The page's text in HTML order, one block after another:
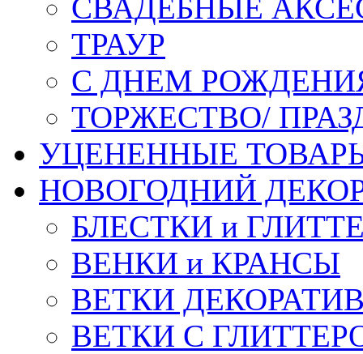
СВАДЕБНЫЕ
ТРАУР
С ДНЕМ
ТОРЖЕСТВО/
УЦЕНЕННЫЕ
НОВОГОДНИЙ
БЛЕСТКИ и
ВЕНКИ и КРАНСЫ
ВЕТКИ
ВЕТКИ С